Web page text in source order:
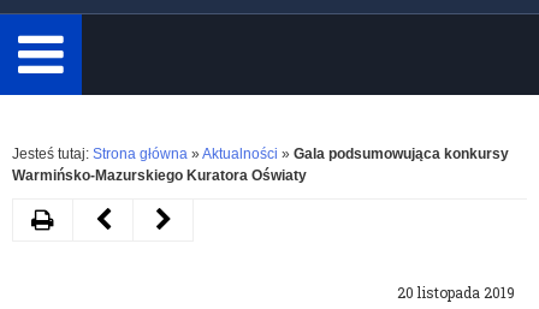
minimum
3
znaki.
Rozwiń
Jesteś tutaj: Strona główna » Aktualności » Gala podsumowująca konkursy
Warmińsko-Mazurskiego Kuratora Oświaty
20 listopada 2019
DrukujNastępnyPoprzedni